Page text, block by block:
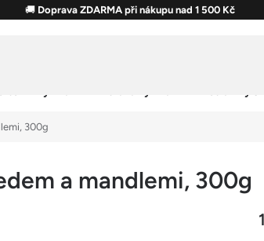
🚚 Doprava ZDARMA při nákupu nad 1 500 Kč
300g
a mandlemi, 300g